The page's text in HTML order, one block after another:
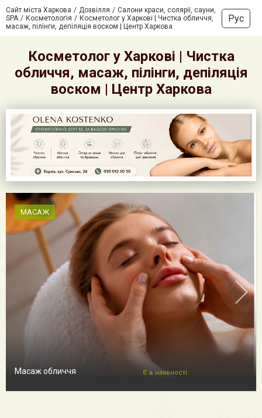
Сайт міста Харкова Дозвілля
Салони краси, солярії, сауни,
SPA
Косметологія
Косметолог у Харкові | Чистка обличчя,
масаж, пілінги, депіляція воском | Центр Харкова
Рус
Косметолог у Харкові | Чистка
обличчя, масаж, пілінги, депіляція
воском | Центр Харкова
МАСАЖ
Масаж обличчя Є в наявності